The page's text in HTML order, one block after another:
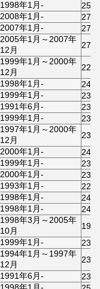
1998年1月-
2500
2008年1月-
2792
2007年1月-
2792
2005年1月～2007年
12月
2792
1999年1月～2000年
12月
2290
1998年1月-
2400
1999年1月-
2300
1991年6月-
2319
1999年1月-
2319
1997年1月～2000年
12月
2319
2000年1月-
2435
1999年1月-
2300
2000年1月-
2319
1993年1月-
2290
1998年1月-
2400
1998年1月-
2435
1998年3月～2005年
10月
1984
1999年1月-
2300
1994年1月～1997年
12月
2319
1991年6月-
2319